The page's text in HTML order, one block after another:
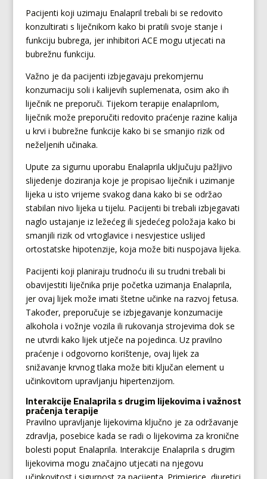
Pacijenti koji uzimaju Enalapril trebali bi se redovito
konzultirati s liječnikom kako bi pratili svoje stanje i
funkciju bubrega, jer inhibitori ACE mogu utjecati na
bubrežnu funkciju.
Važno je da pacijenti izbjegavaju prekomjernu
konzumaciju soli i kalijevih suplemenata, osim ako ih
liječnik ne preporuči. Tijekom terapije enalaprilom,
liječnik može preporučiti redovito praćenje razine kalija
u krvi i bubrežne funkcije kako bi se smanjio rizik od
neželjenih učinaka.
Upute za sigurnu uporabu Enalaprila uključuju pažljivo
slijedenje doziranja koje je propisao liječnik i uzimanje
lijeka u isto vrijeme svakog dana kako bi se održao
stabilan nivo lijeka u tijelu. Pacijenti bi trebali izbjegavati
naglo ustajanje iz ležećeg ili sjedećeg položaja kako bi
smanjili rizik od vrtoglavice i nesvjestice uslijed
ortostatske hipotenzije, koja može biti nuspojava lijeka.
Pacijenti koji planiraju trudnoću ili su trudni trebali bi
obavijestiti liječnika prije početka uzimanja Enalaprila,
jer ovaj lijek može imati štetne učinke na razvoj fetusa.
Također, preporučuje se izbjegavanje konzumacije
alkohola i vožnje vozila ili rukovanja strojevima dok se
ne utvrdi kako lijek utječe na pojedinca. Uz pravilno
praćenje i odgovorno korištenje, ovaj lijek za
snižavanje krvnog tlaka može biti ključan element u
učinkovitom upravljanju hipertenzijom.
Interakcije Enalaprila s drugim lijekovima i važnost
praćenja terapije
Pravilno upravljanje lijekovima ključno je za održavanje
zdravlja, posebice kada se radi o lijekovima za kronične
bolesti poput Enalaprila. Interakcije Enalaprila s drugim
lijekovima mogu značajno utjecati na njegovu